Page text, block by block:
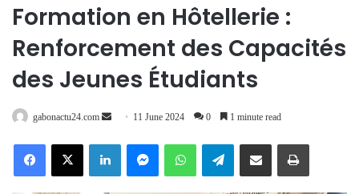
Formation en Hôtellerie :
Renforcement des Capacités
des Jeunes Étudiants
gabonactu24.com
Send 11 June 2024 0 1 minute read
FacebookX LinkedInMessengerWhatsAppTelegramShare via Email Print